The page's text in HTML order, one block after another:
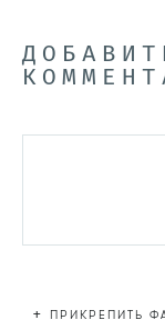
+ ПРИКРЕПИТЬ